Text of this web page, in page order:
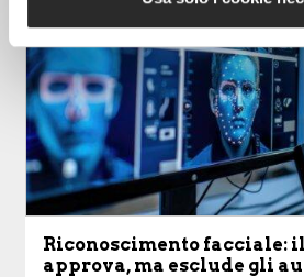
Riconoscimento facciale:
approva, ma esclude gli